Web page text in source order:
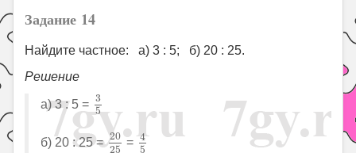
Задание 14
Найдите частное: а) 3 : 5; б) 20 : 25.
Решение
а) 3 : 5 = 3
5
3
б) 20 : 25 = 20
25
2025
= 4
5
45